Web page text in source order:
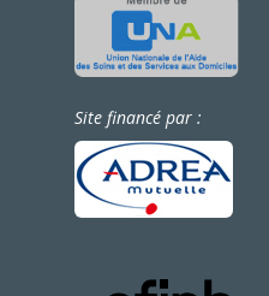
Site financé par :